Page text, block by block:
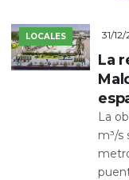
LOCALES 31/
La
La
m³/s